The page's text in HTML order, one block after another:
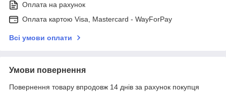
Оплата на рахунок
Оплата картою Visa, Mastercard - WayForPay
Всі умови оплати
Умови повернення
Повернення товару впродовж 14 днів за рахунок покупця